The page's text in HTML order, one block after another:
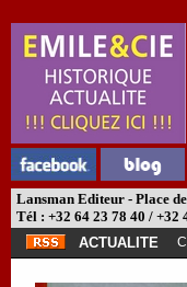
Lansman Editeur - Place
Tél : +32 64 23 78 40 / +32
ACTUALITE